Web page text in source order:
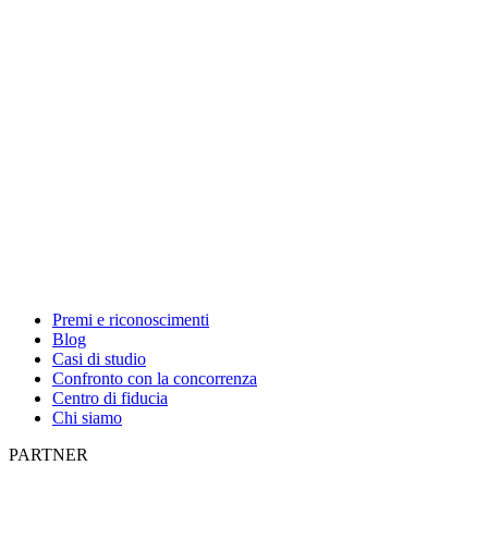
Premi e riconoscimenti
Blog
Casi di studio
Confronto con la concorrenza
Centro di fiducia
Chi siamo
PARTNER